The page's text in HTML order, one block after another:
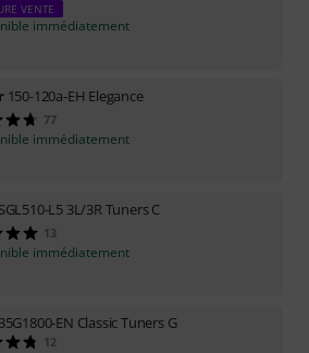
VENTE
immédiatement
150-120a-EH Elegance
77
immédiatement
SGL510-L5 3L/3R Tuners C
13
immédiatement
35G1800-EN Classic Tuners G
12